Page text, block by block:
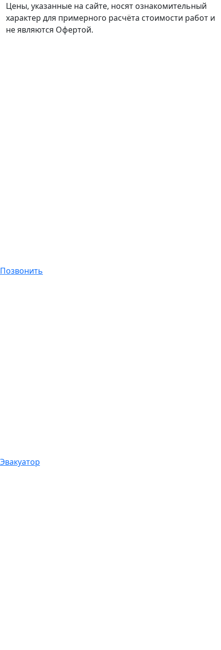
Цены, указанные на сайте, носят ознакомительный
характер для примерного расчёта стоимости работ и
не являются Офертой.
Позвонить
Эвакуатор